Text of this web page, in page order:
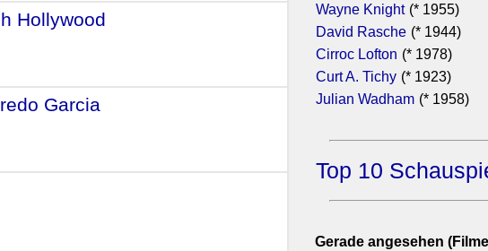
Hollywood
Garcia
Wayne Knight (* 1955)
David Rasche (* 1944)
Cirroc Lofton (* 1978)
Curt A. Tichy (* 1923)
Julian Wadham (* 1958)
Top 10
Gerade angesehen